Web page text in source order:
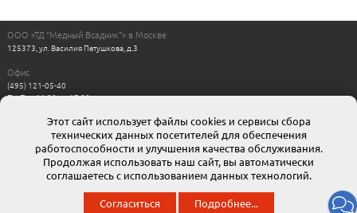
ООО «ТД "Медный Всадник"» в Москве
125373, ул. Василия Петушкова, д.3
Офис
(495) 121-05-40
Пн-Пт с 11:00 до 17:00
Интернет магазин
8-800-511-00-88
г. Москва: moskow@mvsadnik.ru
г. Санкт-Петербург: esales@mvsadnik.ru
© 2013 ООО ТД «Медный всадник». Мы представляем широчайший ассортимент полиграфической
продукции собственного производства.
Этот сайт использует файлы cookies и сервисы сбора
технических данных посетителей для обеспечения
работоспособности и улучшения качества обслуживания.
Продолжая использовать наш сайт, вы автоматически
соглашаетесь с использованием данных технологий.
Согласиться Подробнее...